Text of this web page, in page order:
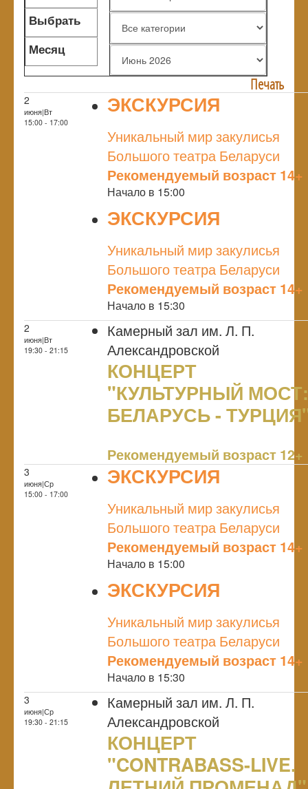
Выбрать
жанр
Месяц
Печать
2
июня|Вт
15:00 - 17:00
ЭКСКУРСИЯ
Уникальный мир закулисья
Большого театра Беларуси
Рекомендуемый возраст 14+
Начало в 15:00
ЭКСКУРСИЯ
Уникальный мир закулисья
Большого театра Беларуси
Рекомендуемый возраст 14+
Начало в 15:30
2
июня|Вт
19:30 - 21:15
Камерный зал им. Л. П.
Александровской
КОНЦЕРТ
"КУЛЬТУРНЫЙ МОСТ:
БЕЛАРУСЬ -
Рекомендуемый возраст 12+
3
июня|Ср
15:00 - 17:00
ЭКСКУРСИЯ
Уникальный мир закулисья
Большого театра Беларуси
Рекомендуемый возраст 14+
Начало в 15:00
ЭКСКУРСИЯ
Уникальный мир закулисья
Большого театра Беларуси
Рекомендуемый возраст 14+
Начало в 15:30
3
июня|Ср
19:30 - 21:15
Камерный зал им. Л. П.
Александровской
КОНЦЕРТ
"CONTRABASS-LIVE.